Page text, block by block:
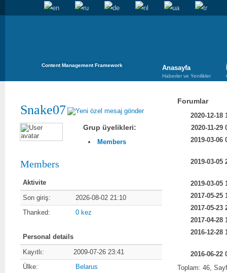
Content Management Framework Anasayfa
Haberler ve Yenilikler
Snake07
Grup üyelikleri:
Members
Members
Aktivite
Son giriş:
2026-08-02 21:10
Thanked:
0 kez
Personal details
Kayıtlı:
2009-07-26 23:41
Ülke:
Belarus
Forumlar
2020-12-18
2020-11-29
2019-03-06
2019-03-05
2019-03-05
2017-05-25
2017-05-23
2017-04-28
2016-12-28
2016-06-22
Toplam: 46,